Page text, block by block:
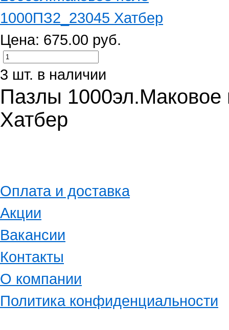
Цена: 675.00 руб.
3 шт. в наличии
Пазлы
Хатбер
Оплата и доставка
Акции
Вакансии
Контакты
О компании
Политика конфиденциальности